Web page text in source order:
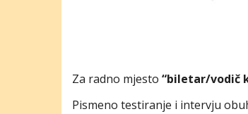
Za radno mjesto “biletar/vodič
Pismeno testiranje i intervju